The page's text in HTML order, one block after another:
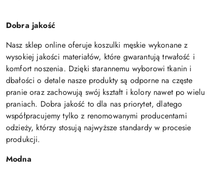
Dobra jakość
Nasz sklep online oferuje koszulki męskie wykonane z
wysokiej jakości materiałów, które gwarantują trwałość i
komfort noszenia. Dzięki starannemu wyborowi tkanin i
dbałości o detale nasze produkty są odporne na częste
pranie oraz zachowują swój kształt i kolory nawet po wielu
praniach. Dobra jakość to dla nas priorytet, dlatego
współpracujemy tylko z renomowanymi producentami
odzieży, którzy stosują najwyższe standardy w procesie
produkcji.
Modna